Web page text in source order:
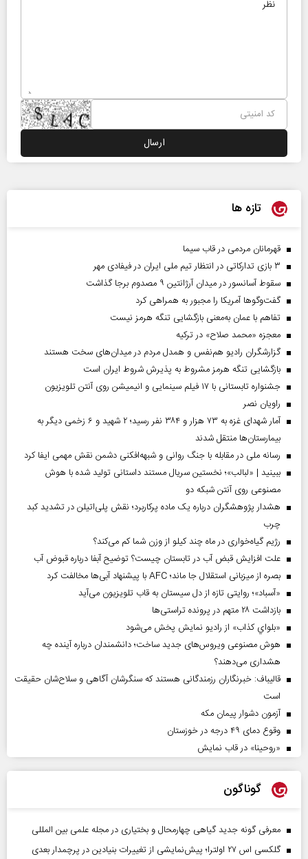
تازه ها
قهرمانان مردمی در قاب سیما
۳ بازی تدارکاتی در انتظار تیم ملی ایران در فیفادی مهر
سقوط آسانسور در میدان آرژانتین ۹ مصدوم برجا گذاشت
گفت‌وگوها آمریکا را مجبور به همراهی کرد
تفاهم با عمان به‌معنی بازگشایی تنگه هرمز نیست
معجزه «محمد صلاح» در ترکیه
گزارشگران رادیو هم‌نفس و همدل مردم در میدان‌های سخت هستند
بازگشایی تنگه هرمز مشروط به پذیرش شروط ایران است
جشنواره تابستانی با ۱۷ فیلم سینمایی و انیمیشن روی آنتن تلویزیون
راویان نصر
آمار شهدای غزه به ۷۳ هزار و ۳۸۴ نفر رسید؛ ۲ شهید و ۶ زخمی دیگر به
بیمارستان‌ها منتقل شدند
رسانه ملی در مقابله با جنگ روانی و شبهه‌افکنی دشمن نقش مهمی ایفا کرد
ببینید | «لبالب»؛ نخستین سریال مستند داستانی تولید شده با هوش
مصنوعی روی آنتن شبکه دو
هشدار پژوهشگران درباره یک ماده پرکاربرد؛ نقش پلی‌اتیلن در تشدید کبد
چرب
رژیم گیاه‌خواری در ماه چند کیلو از وزن شما کم می‌کند؟
علت افزایش قبض آب در تابستان چیست؟ توضیح آبفا درباره قبوض آب
بصره از میزبانی استقلال جا ماند؛ AFC با پیشنهاد آبی‌ها مخالفت کرد
«آسباد»؛ روایتی تازه از دل سیستان به قاب تلویزیون می‌آید
بازداشت ۲۸ متهم در پرونده تراستی‌ها
«بلواي کذاب» از رادیو نمایش پخش می‌شود
هوش مصنوعی ویروس‌های جدید ساخت؛ دانشمندان درباره آینده چه
هشداری می‌دهند؟
قالیباف: خبرنگاران رزمندگانی هستند که سنگرشان آگاهی و سلاح‌شان حقیقت
است
آزمون دشوار پیمان مکه
وقوع دمای ۴۹ درجه در خوزستان
«روحینا» در قاب نمایش
گوناگون
معرفی گونه جدید گیاهی چهارمحال و بختیاری در مجله علمی بین المللی
گلکسی اس ۲۷ اولترا؛ پیش‌نمایشی از تغییرات بنیادین در پرچمدار بعدی